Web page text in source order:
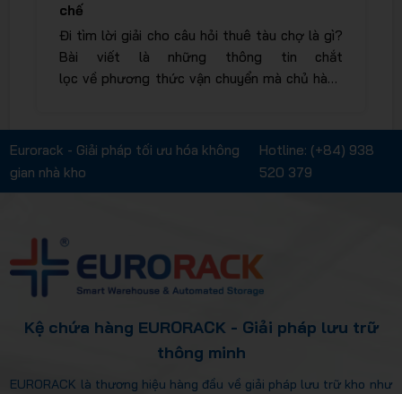
chế
Đi tìm lời giải cho câu hỏi thuê tàu chợ là gì?
Bài viết là những thông tin chắt
lọc về phương thức vận chuyển mà chủ hàng
chở hàng hóa từ cảng này qua cảng khác.
Eurorack - Giải pháp tối ưu hóa không
gian nhà kho
Hotline: (+84) 938
520 379
Kệ chứa hàng EURORACK - Giải pháp lưu trữ
thông minh
EURORACK là thương hiệu hàng đầu về giải pháp lưu trữ kho như